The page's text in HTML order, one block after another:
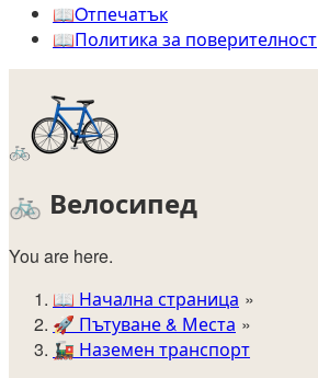
📖️Oтпечатък
📖️Политика за поверителност
🚲
🚲 Велосипед
You are here.
📖 Начална страница
🚀️ Пътуване & Места
🚂 Наземен транспорт